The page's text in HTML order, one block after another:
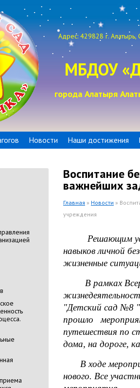
Адрес: 429828 г. Алатырь,
МБДОУ
города Алатыря
Новости Наши достижения
Воспитание
важнейших
Главная » Новости »
учреждения
Решающим
навыков личной
жизненные
В рамках
"Детский сад №8
прошло
путешествия по
дома, на дороге,
В ходе
нового. Все